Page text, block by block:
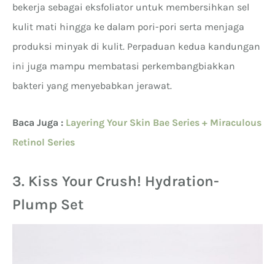
bekerja sebagai eksfoliator untuk membersihkan sel
kulit mati hingga ke dalam pori-pori serta menjaga
produksi minyak di kulit. Perpaduan kedua kandungan
ini juga mampu membatasi perkembangbiakkan
bakteri yang menyebabkan jerawat.
Baca Juga : Layering Your Skin Bae Series + Miraculous
Retinol Series
3. Kiss Your Crush! Hydration-
Plump Set